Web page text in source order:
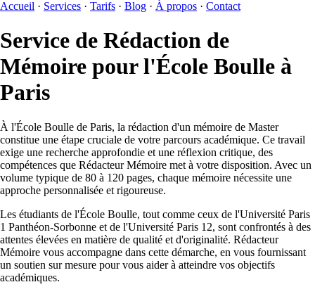
Accueil · Services · Tarifs · Blog · À propos · Contact
Service de Rédaction de
Mémoire pour l'École Boulle à
Paris
À l'École Boulle de Paris, la rédaction d'un mémoire de Master
constitue une étape cruciale de votre parcours académique. Ce travail
exige une recherche approfondie et une réflexion critique, des
compétences que Rédacteur Mémoire met à votre disposition. Avec un
volume typique de 80 à 120 pages, chaque mémoire nécessite une
approche personnalisée et rigoureuse.
Les étudiants de l'École Boulle, tout comme ceux de l'Université Paris
1 Panthéon-Sorbonne et de l'Université Paris 12, sont confrontés à des
attentes élevées en matière de qualité et d'originalité. Rédacteur
Mémoire vous accompagne dans cette démarche, en vous fournissant
un soutien sur mesure pour vous aider à atteindre vos objectifs
académiques.